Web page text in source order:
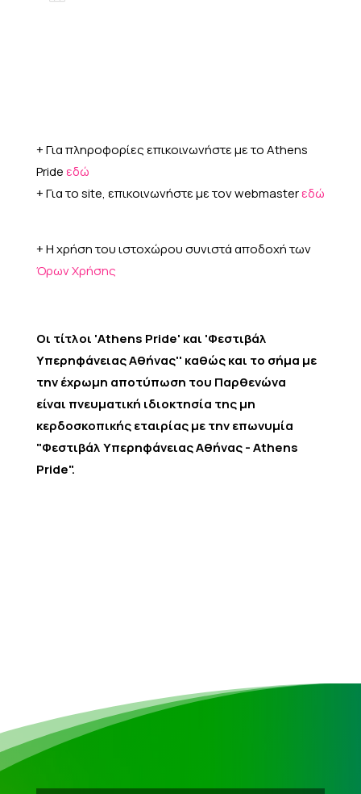
+ Για πληροφορίες επικοινωνήστε με το Athens
Prideεδώ
+ Για το site, επικοινωνήστε με τον webmasterεδώ
+ H χρήση του ιστοχώρου συνιστά αποδοχή των
Όρων Χρήσης
Oι τίτλοι 'Athens Pride' και 'Φεστιβάλ
Υπερηφάνειας Αθήνας'' καθώς και το σήμα με
την έχρωμη αποτύπωση του Παρθενώνα
είναι πνευματική ιδιοκτησία της μη
κερδοσκοπικής εταιρίας με την επωνυμία
"Φεστιβάλ Υπερηφάνειας Αθήνας - Athens
Pride".